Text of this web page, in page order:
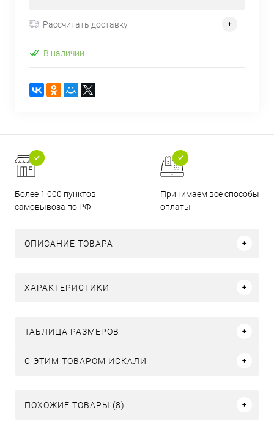
Рассчитать доставку
В наличии
Более 1 000 пунктов
самовывоза по РФ
Принимаем все способы
оплаты
ОПИСАНИЕ ТОВАРА
ХАРАКТЕРИСТИКИ
ТАБЛИЦА РАЗМЕРОВ
C ЭТИМ ТОВАРОМ ИСКАЛИ
ПОХОЖИЕ ТОВАРЫ (8)